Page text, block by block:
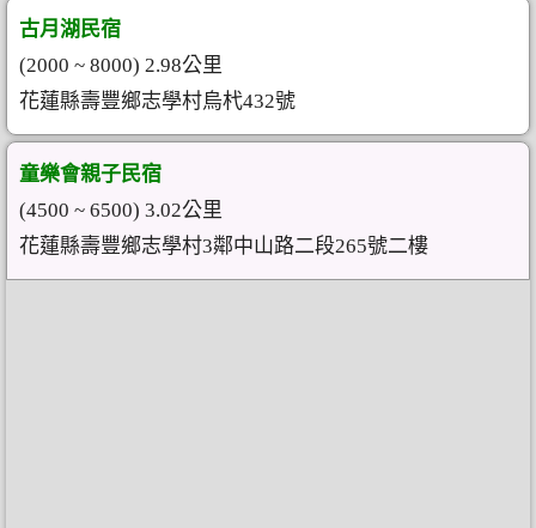
古月湖民宿
(2000 ~ 8000) 2.98公里
花蓮縣壽豐鄉志學村烏杙432號
童樂會親子民宿
(4500 ~ 6500) 3.02公里
花蓮縣壽豐鄉志學村3鄰中山路二段265號二樓